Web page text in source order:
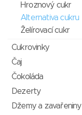
Hroznový cukr
Alternativa cukru
Želírovací cukr
Cukrovinky
Čaj
Čokoláda
Dezerty
Džemy a zavařeniny